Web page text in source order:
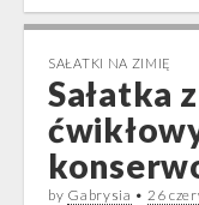
SAŁATKI NA ZIMIĘ
Sałatka
by Gabrysia • 26